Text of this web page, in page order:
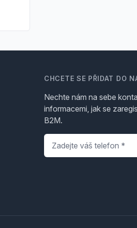
CHCETE SE PŘIDAT DO
Nechte nám na sebe
informacemi, jak se
B2M.
Telefon